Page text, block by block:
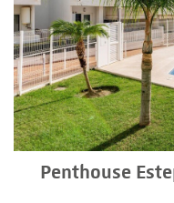
Penthouse